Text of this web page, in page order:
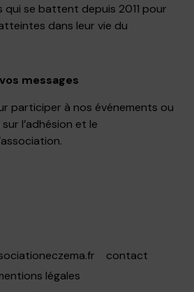
se battent depuis 2011 pour
dans leur vie du
messages
participer à nos événements ou
l’adhésion et le
contact
légales